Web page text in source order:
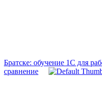
Братске: обучение 1С для
сравнение